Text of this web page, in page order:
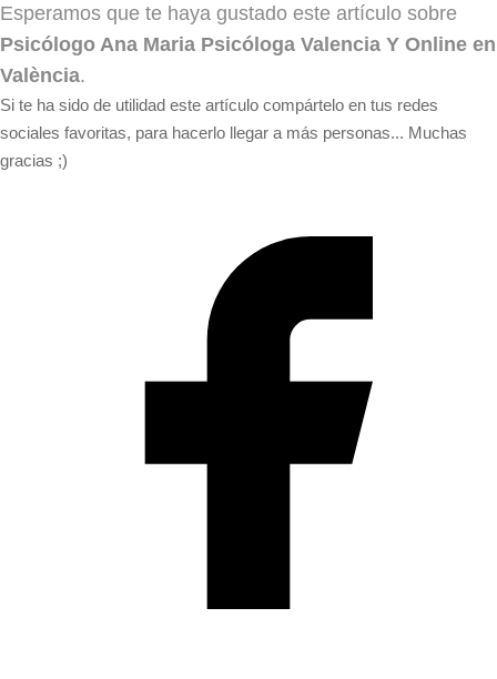
Esperamos que te haya gustado este artículo sobre
Psicólogo Ana Maria Psicóloga Valencia Y Online en
València.
Si te ha sido de utilidad este artículo compártelo en tus redes
sociales favoritas, para hacerlo llegar a más personas... Muchas
gracias ;)